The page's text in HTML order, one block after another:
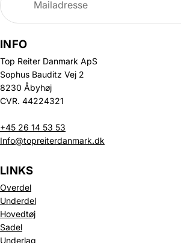
INFO
Top Reiter Danmark ApS
Sophus Bauditz Vej 2
8230 Åbyhøj
CVR. 44224321
+45 26 14 53 53
Info@topreiterdanmark.dk
LINKS
Overdel
Underdel
Hovedtøj
Sadel
Underlag